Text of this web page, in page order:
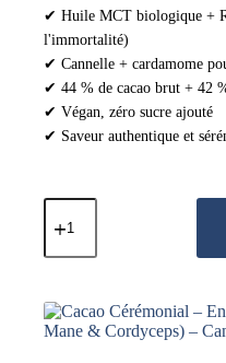
✔ Huile MCT biologique +
l'immortalité)
✔ Cannelle + cardamome
✔ 44 % de cacao brut + 42
✔ Végan, zéro sucre ajouté
✔ Saveur authentique et
quantité
Cérémonial
Chillout
(Huile
MCT